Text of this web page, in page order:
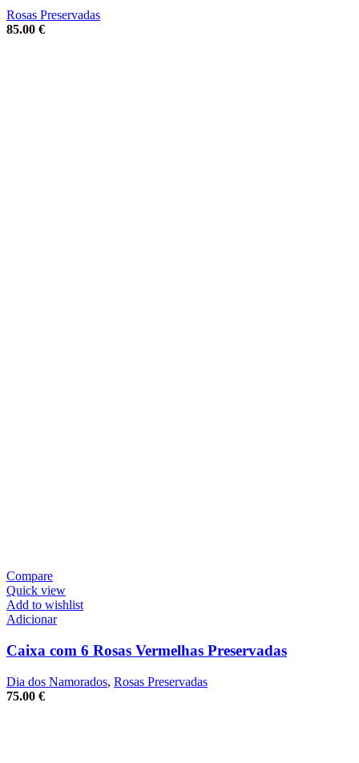
Rosas Preservadas
85.00 €
Compare
Quick view
Add to wishlist
Adicionar
Caixa com 6 Rosas Vermelhas Preservadas
Dia dos Namorados, Rosas Preservadas
75.00 €